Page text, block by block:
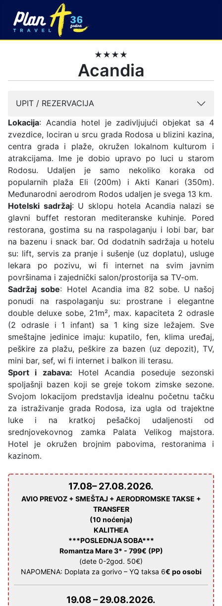
★★★★
Acandia
UPIT / REZERVACIJA
Lokacija: Acandia hotel je zadivljujući objekat sa 4
zvezdice, lociran u srcu grada Rodosa u blizini kazina,
centra grada i plaže, okružen lokalnom kulturom i
atrakcijama. Ime je dobio upravo po luci u starom
Rodosu. Udaljen je samo nekoliko koraka od
popularnih plaža Eli (200m) i Akti Kanari (350m).
Međunarodni aerodrom Rodos udaljen je svega 13 km.
Hotelski sadržaj: U sklopu hotela Acandia nalazi se
glavni buffet restoran mediteranske kuhinje. Pored
restorana, gostima su na raspolaganju i lobi bar, bar
na bazenu i snack bar. Od dodatnih sadržaja u hotelu
su: lift, servis za pranje i sušenje (uz doplatu), usluge
lekara po pozivu, wi fi internet na svim javnim
površinama i zajednički salon/prostorija sa TV-om.
Sadržaj sobe: Hotel Acandia ima 82 sobe. U našoj
ponudi na raspolaganju su: prostrane i elegantne
double deluxe sobe, 21m², max. kapaciteta 2 odrasle
(2 odrasle i 1 infant) sa 1 king size ležajem. Sve
smeštajne jedinice imaju: kupatilo, fen, klima uređaj,
peškire za plažu, peškire za bazen (uz depozit), TV,
mini bar, sef, wi fi internet i balkon ili terasu.
Sport i zabava: Hotel Acandia poseduje sezonski
spoljašnji bazen koji se greje tokom zimske sezone.
Svojom lokacijom predstavlja idealnu početnu tačku
za istraživanje grada Rodosa, iza ugla od trajektne
luke i na kratkoj pešačkoj udaljenosti od
srednjovekovnog zamka Palata Velikog majstora.
Hotel je okružen brojnim pabovima, restoranima i
kazinom.
17.08– 27.08.2026.
AVIO PREVOZ + SMEŠTAJ + AERODROMSKE TAKSE +
TRANSFER
(10 noćenja)
KALITHEA
***POSLEDNJA SOBA***
Romantza Mare 3* - 799€ (PP)
(dete 0-2god. 50€)
NAPOMENA: Doplata za gorivo – YQ taksa 6€ po osobi
19.08 – 29.08.2026.